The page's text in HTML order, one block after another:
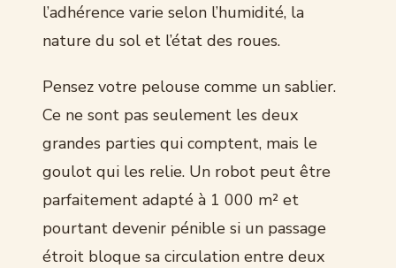
l’adhérence varie selon l’humidité, la
nature du sol et l’état des roues.
Pensez votre pelouse comme un sablier.
Ce ne sont pas seulement les deux
grandes parties qui comptent, mais le
goulot qui les relie. Un robot peut être
parfaitement adapté à 1 000 m² et
pourtant devenir pénible si un passage
étroit bloque sa circulation entre deux